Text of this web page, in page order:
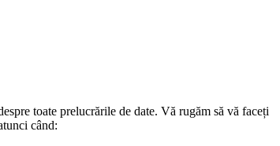
toate prelucrările de date. Vă rugăm să vă faceți
când: